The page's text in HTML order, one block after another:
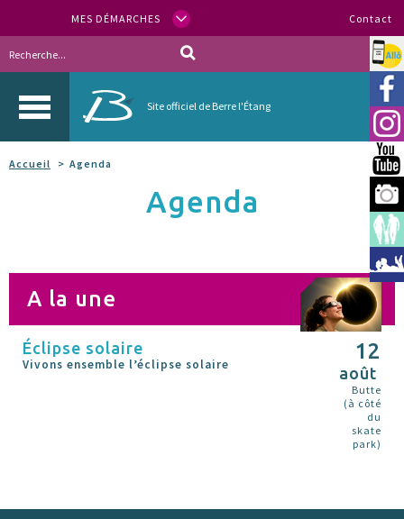
MES DÉMARCHES Contact
Site officiel de Berre l'Étang
Allo
Accueil Agenda
Agenda
A la une
Éclipse solaire
Vivons ensemble l’éclipse solaire
12
août
Butte
(à côté
du
skate
park)